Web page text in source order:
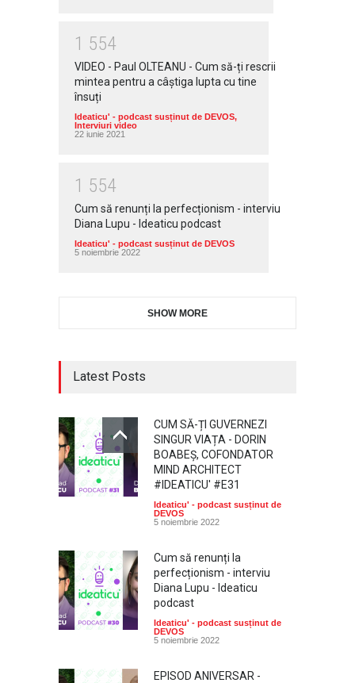
1 554
VIDEO - Paul OLTEANU - Cum să-ți rescrii
mintea pentru a câștiga lupta cu tine
însuți
Ideaticu' - podcast susținut de DEVOS,
Interviuri video
22 iunie 2021
1 554
Cum să renunți la perfecționism - interviu
Diana Lupu - Ideaticu podcast
Ideaticu' - podcast susținut de DEVOS
5 noiembrie 2022
SHOW MORE
Latest Posts
CUM SĂ-ȚI GUVERNEZI
SINGUR VIAȚA - DORIN
BOABEȘ, COFONDATOR
MIND ARCHITECT
#IDEATICU' #E31
Ideaticu' - podcast susținut de
DEVOS
5 noiembrie 2022
Cum să renunți la
perfecționism - interviu
Diana Lupu - Ideaticu
podcast
Ideaticu' - podcast susținut de
DEVOS
5 noiembrie 2022
EPISOD ANIVERSAR -